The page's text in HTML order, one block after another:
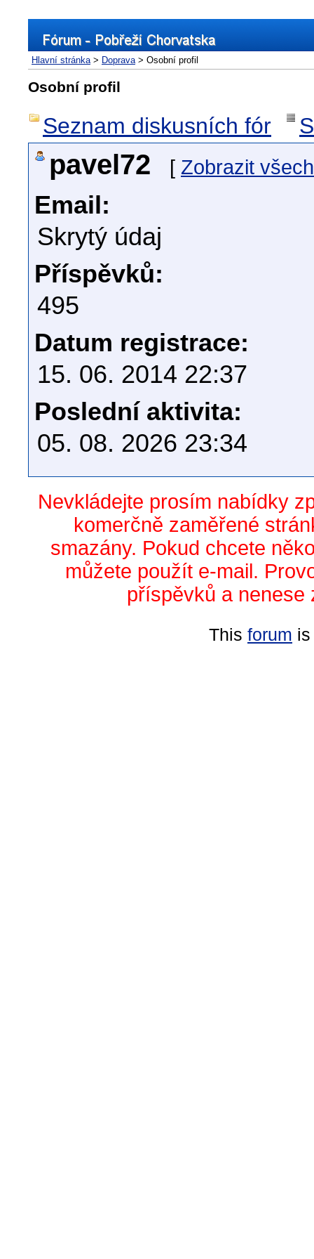
Hlavní stránka> Doprava> Osobní profil
Osobní profil
Seznam diskusních fór
pavel72 [ Zobrazit
Email:
Skrytý údaj
Příspěvků:
495
Datum registrace:
15. 06. 2014 22:37
Poslední aktivita:
05. 08. 2026 23:34
Nevkládejte prosím nabídky
komerčně zaměřené
smazány. Pokud chcete
můžete použít e-mail.
příspěvků a nenese
This forum